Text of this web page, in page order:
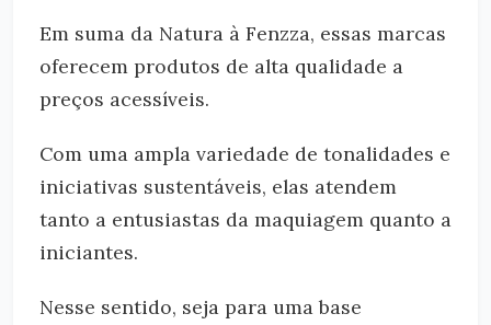
Em suma da Natura à Fenzza, essas marcas
oferecem produtos de alta qualidade a
preços acessíveis.
Com uma ampla variedade de tonalidades e
iniciativas sustentáveis, elas atendem
tanto a entusiastas da maquiagem quanto a
iniciantes.
Nesse sentido, seja para uma base